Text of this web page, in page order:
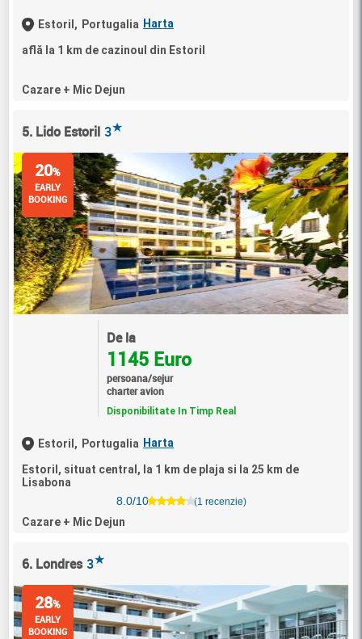
Estoril, Portugalia Harta
află la 1 km de cazinoul din Estoril
Cazare + Mic Dejun
5. Lido Estoril 3★
20%
EARLY
BOOKING
De la
1145 Euro
persoana/sejur
charter avion
Disponibilitate In Timp Real
Estoril, Portugalia Harta
Estoril, situat central, la 1 km de plaja si la 25 km de
Lisabona
8.0/10
(1 recenzie)
Cazare + Mic Dejun
6. Londres 3★
28%
EARLY
BOOKING